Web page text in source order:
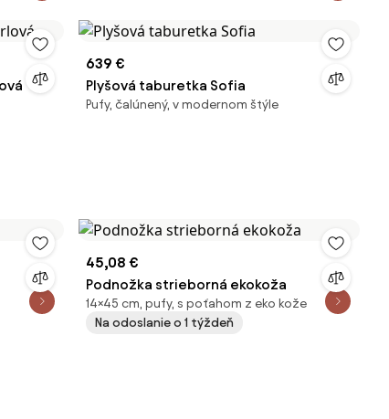
639 €
Plyšová taburetka Sofia
Pufy, čalúnený, v modernom štýle
45,08 €
Podnožka strieborná ekokoža
14×45 cm, pufy, s poťahom z eko kože
Na odoslanie o 1 týždeň